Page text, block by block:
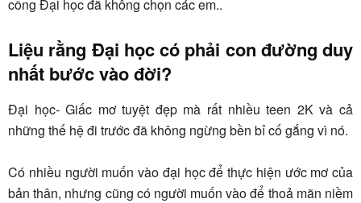
cổng Đại học đã không chọn các em..
Liệu rằng Đại học có phải con đường duy
nhất bước vào đời?
Đại học- Giấc mơ tuyệt đẹp mà rất nhiều teen 2K và cả
những thế hệ đi trước đã không ngừng bền bỉ cố gắng vì nó.
Có nhiều người muốn vào đại học để thực hiện ước mơ của
bản thân, nhưng cũng có người muốn vào để thoả mãn niềm